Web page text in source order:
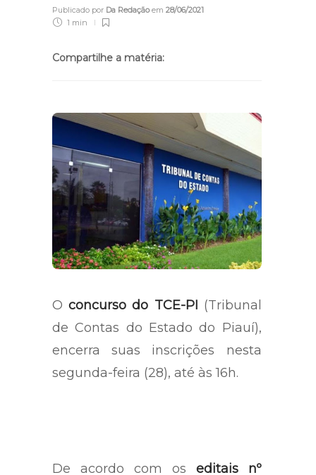
Publicado por Da Redaçãoem 28/06/2021
1 min
Compartilhe a matéria:
Oconcurso do TCE-PI (Tribunal
de Contas do Estado do Piauí),
encerra suas inscrições nesta
segunda-feira (28), até às 16h.
De acordo com os editais nº